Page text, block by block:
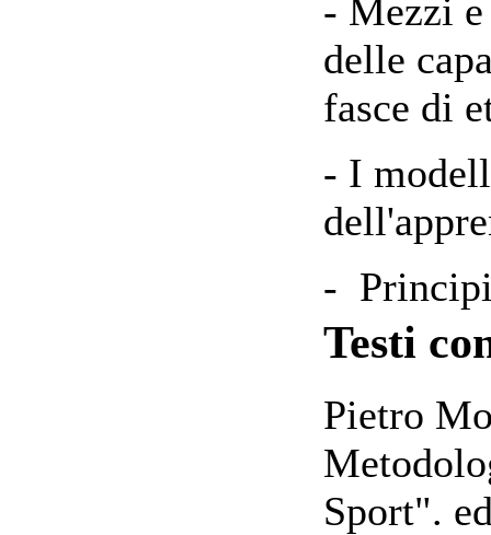
- Mezzi
delle
fasce di
- I
-
Testi
Pietro
Sport".